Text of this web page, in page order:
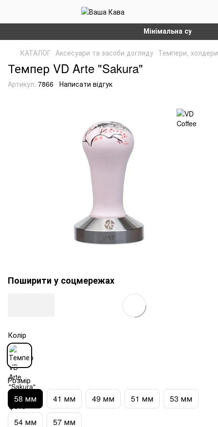
Мінімальна сума
КАТАЛОГ Аксесуари та засоби догляду Темпери,
Темпер VD Arte "Sakura"
Артикул: 7866 Написати відгук
Поширити у соцмережах
Колір
Розмір
58 мм 41 мм 49 мм 51 мм 53 мм
54 мм 57 мм